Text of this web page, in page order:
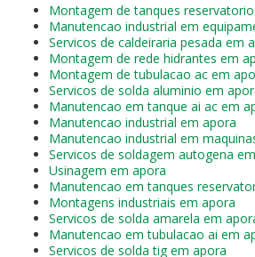
Montagem de tanques
Manutencao industrial em
Servicos de caldeiraria pesada em
Montagem de rede hidrantes em
Montagem de tubulacao ac em
Servicos de solda aluminio em
Manutencao em tanque ai ac em
Manutencao industrial em apora
Manutencao industrial em
Servicos de soldagem autogena
Usinagem em apora
Manutencao em tanques
Montagens industriais em apora
Servicos de solda amarela em
Manutencao em tubulacao ai em
Servicos de solda tig em apora